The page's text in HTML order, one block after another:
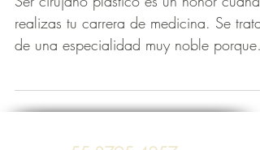
Ser cirujano plástico es un honor cuando
realizas tu carrera de medicina. Se trata
de una especialidad muy noble porque